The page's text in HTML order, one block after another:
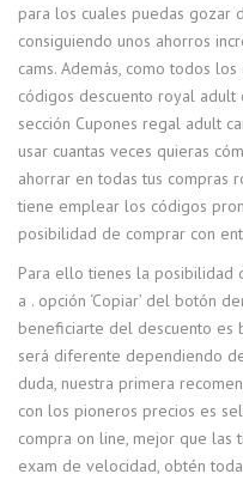
para los cuales puedas gozar
consiguiendo unos ahorros
cams. Además, como todos
códigos descuento royal adult
sección Cupones regal adult
usar cuantas veces quieras
ahorrar en todas tus compras
tiene emplear los códigos
posibilidad de comprar con
Para ello tienes la posibilidad
a . opción ‘Copiar’ del botón
beneficiarte del descuento es
será diferente dependiendo
duda, nuestra primera
con los pioneros precios es
compra on line, mejor que las
exam de velocidad, obtén